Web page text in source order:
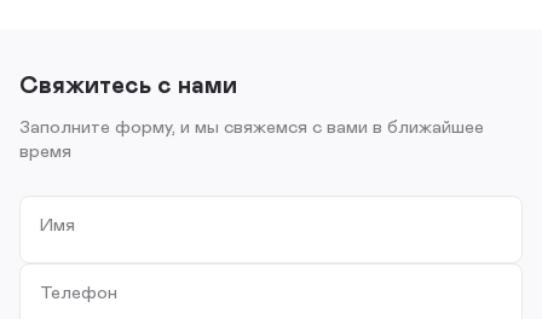
Свяжитесь с нами
Заполните форму, и мы свяжемся с вами в ближайшее
время
Имя
Телефон